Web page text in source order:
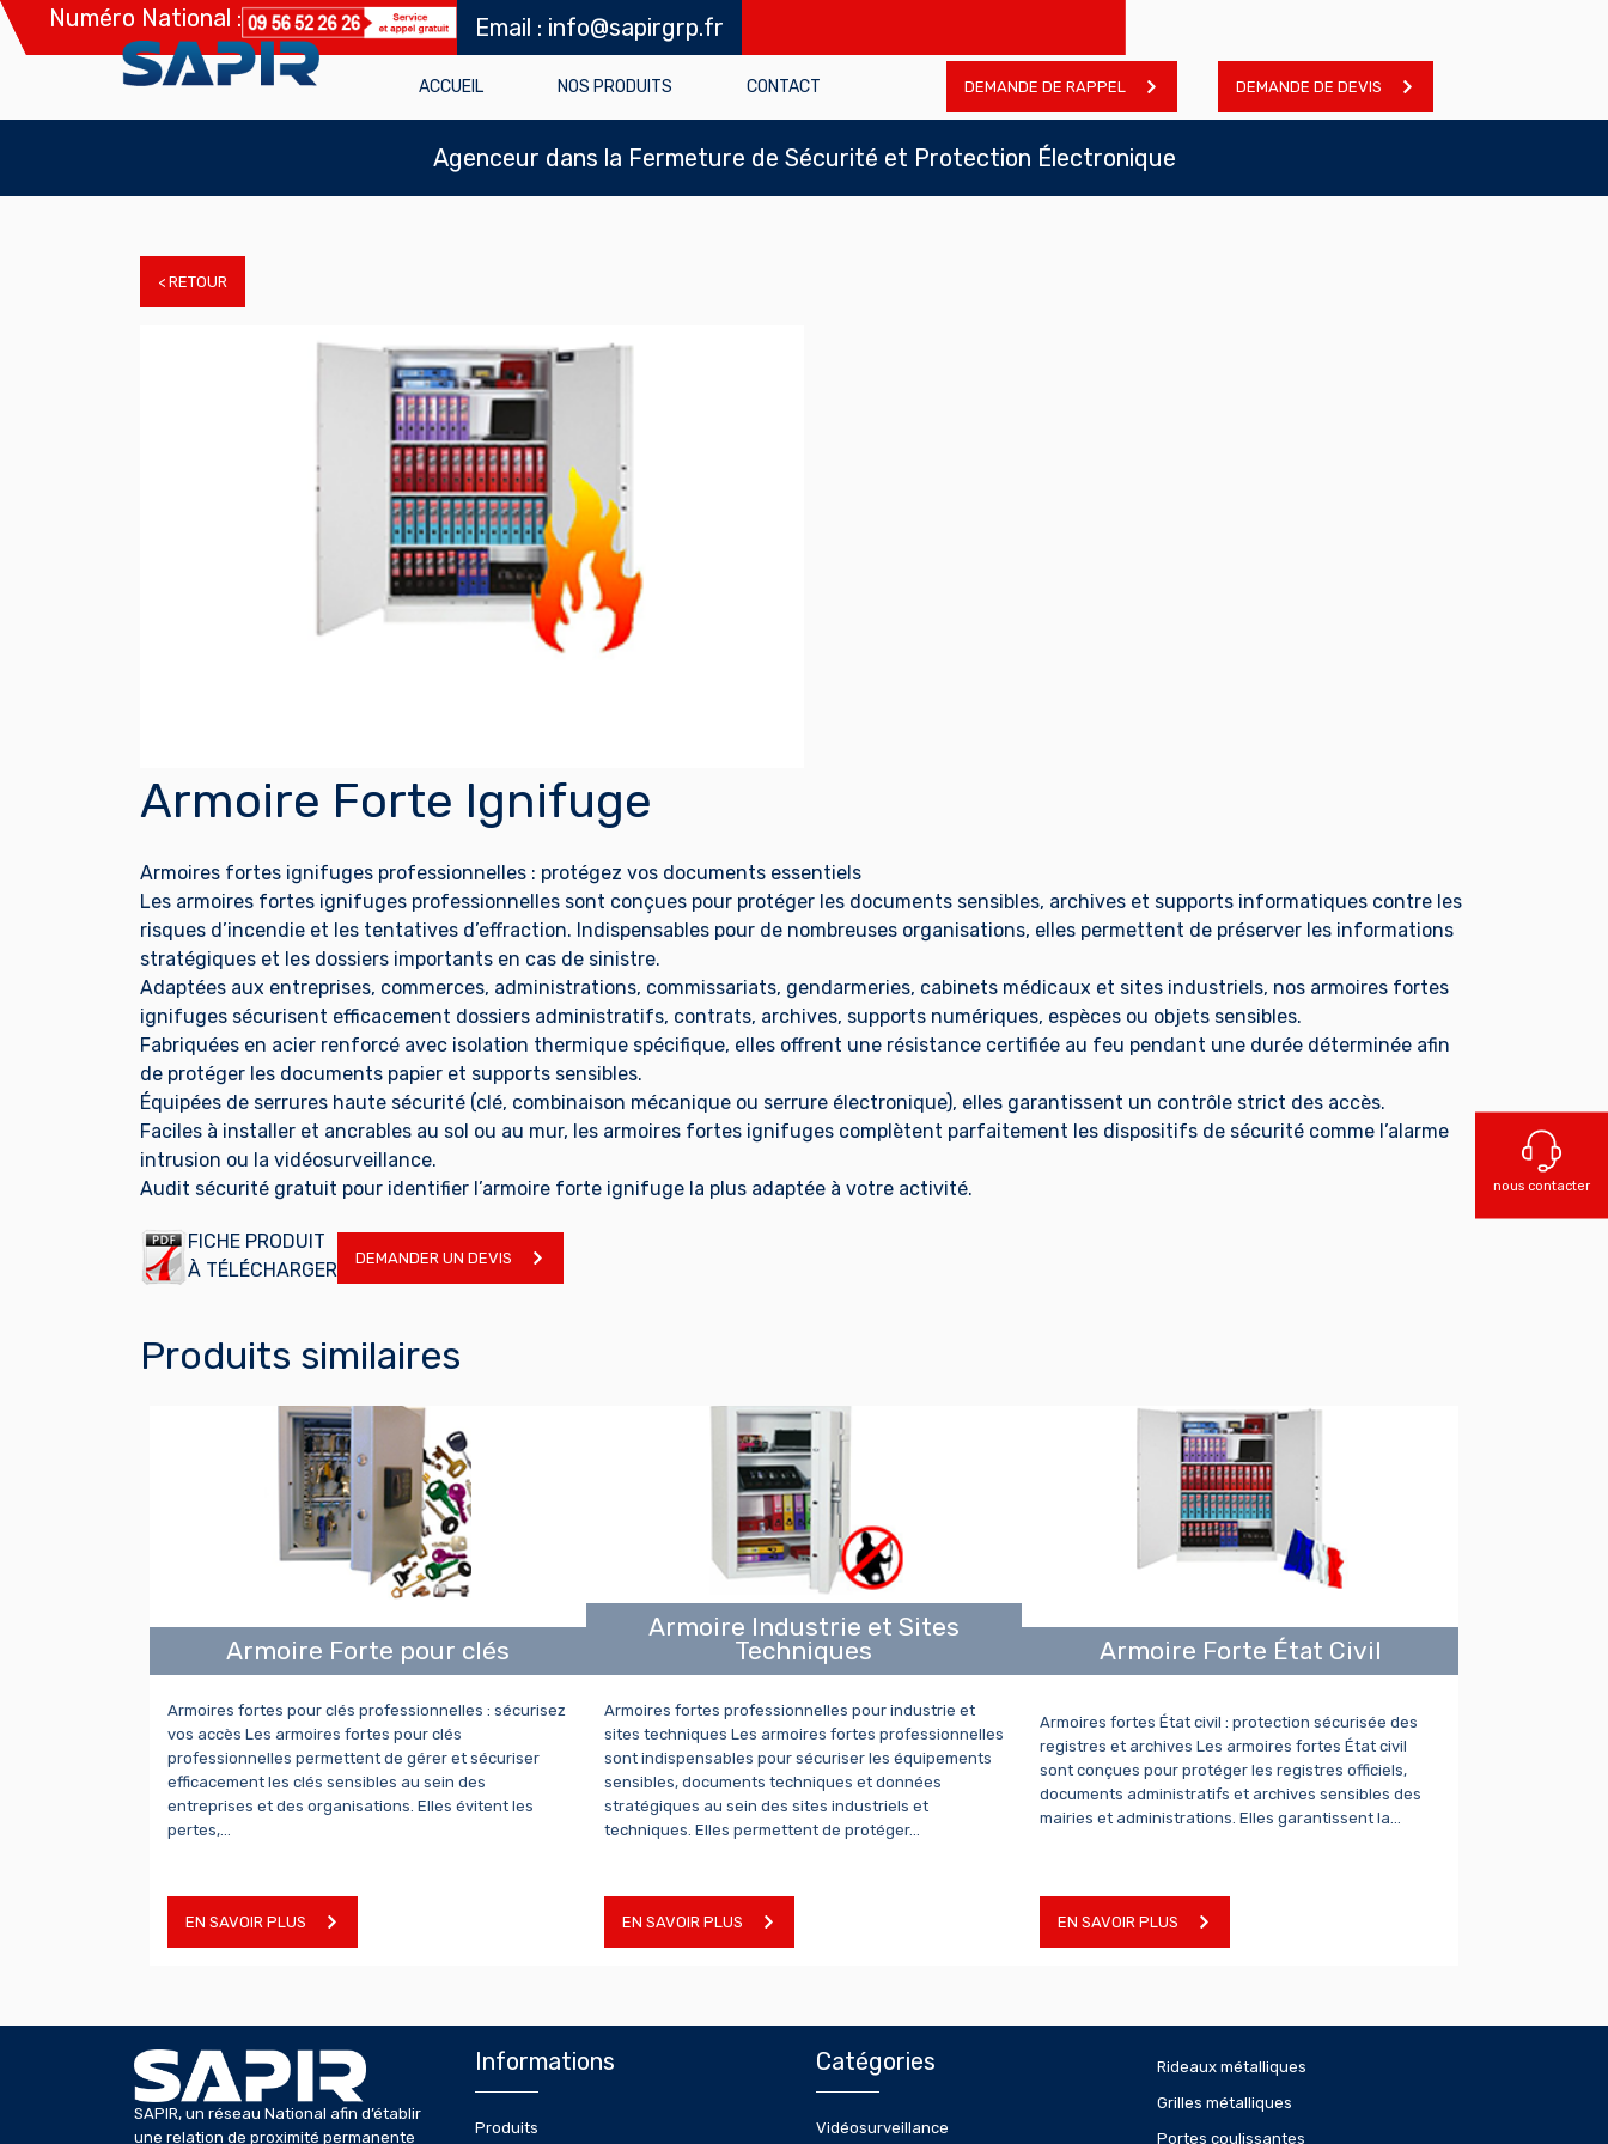
Numéro National : Email : info@sapirgrp.fr
ACCUEIL NOS PRODUITS CONTACT DEMANDE DE RAPPEL
nous contacter
DEMANDE DE DEVIS
Agenceur dans la Fermeture de Sécurité et Protection Électronique
< RETOUR
Armoire Forte Ignifuge
Armoires fortes ignifuges professionnelles : protégez vos documents essentiels
Les armoires fortes ignifuges professionnelles sont conçues pour protéger les documents sensibles, archives et supports informatiques contre les
risques d’incendie et les tentatives d’effraction. Indispensables pour de nombreuses organisations, elles permettent de préserver les informations
stratégiques et les dossiers importants en cas de sinistre.
Adaptées aux entreprises, commerces, administrations, commissariats, gendarmeries, cabinets médicaux et sites industriels, nos armoires fortes
ignifuges sécurisent efficacement dossiers administratifs, contrats, archives, supports numériques, espèces ou objets sensibles.
Fabriquées en acier renforcé avec isolation thermique spécifique, elles offrent une résistance certifiée au feu pendant une durée déterminée afin
de protéger les documents papier et supports sensibles.
Équipées de serrures haute sécurité (clé, combinaison mécanique ou serrure électronique), elles garantissent un contrôle strict des accès.
Faciles à installer et ancrables au sol ou au mur, les armoires fortes ignifuges complètent parfaitement les dispositifs de sécurité comme l’alarme
intrusion ou la vidéosurveillance.
Audit sécurité gratuit pour identifier l’armoire forte ignifuge la plus adaptée à votre activité.
FICHE PRODUIT
À TÉLÉCHARGER
DEMANDER UN DEVIS
Produits similaires
Armoire Forte pour clés
EN SAVOIR PLUS
Armoires fortes pour clés professionnelles : sécurisez
vos accès Les armoires fortes pour clés
professionnelles permettent de gérer et sécuriser
efficacement les clés sensibles au sein des
entreprises et des organisations. Elles évitent les
pertes,…
EN SAVOIR PLUS
Armoire Industrie et Sites
Techniques
EN SAVOIR PLUS
Armoires fortes professionnelles pour industrie et
sites techniques Les armoires fortes professionnelles
sont indispensables pour sécuriser les équipements
sensibles, documents techniques et données
stratégiques au sein des sites industriels et
techniques. Elles permettent de protéger…
EN SAVOIR PLUS
Armoire Forte État Civil
Armoires fortes État civil : protection sécurisée des
registres et archives Les armoires fortes État civil
sont conçues pour protéger les registres officiels,
documents administratifs et archives sensibles des
mairies et administrations. Elles garantissent la…
EN SAVOIR PLUS
SAPIR, un réseau National afin d’établir
une relation de proximité permanente
Informations
Produits
Catégories
Vidéosurveillance
Rideaux métalliques
Grilles métalliques
Portes coulissantes